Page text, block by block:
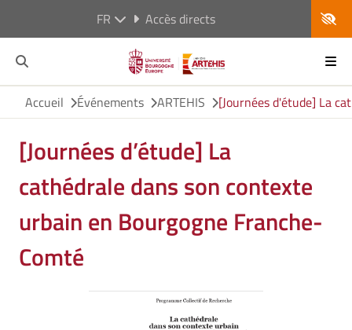
FR Accès directs
Accueil Événements ARTEHIS [Journées d'étude] La
[Journées d’étude] La
cathédrale dans son contexte
urbain en Bourgogne Franche-
Comté